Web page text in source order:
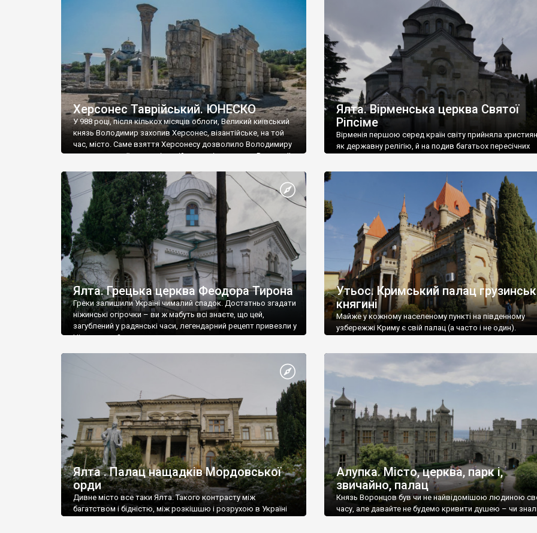
візантійської доби. Раритети викрадені з фондів об’єкту
культурної спадщини ЮНЕСКО «Херсонеса Таврійського».
Офіційно – на виставку «Золото Візантії», але експерти та
влада в Україні вважають це лише […]
називаються «повстяками» (postaki)…” “Вино. Крим
виробляє відмінне вино і його вдосталь: воно все
легке біле і дуже […]
Херсонес Таврійський. ЮНЕСКО
У 988 році, після кількох місяців облоги, Великий київський
князь Володимир захопив Херсонес, візантійське, на той
час, місто. Саме взяття Херсонесу дозволило Володимиру
диктувати свої умови візантійському імператору Василю ІІ,
Херсонесі Володимир-язичник, став Василем-
християнином. А потім було Хрещення Русі. На честь
Херсонесу Таврійського названо місто […]
Ялта. Вірменська церква Святої
Ріпсіме
Вірменія першою серед країн світу прийняла
як державну релігію, й на подив багатьох пересічних
Ялта. Грецька церква Феодора Тирона
Греки залишили Україні чималий спадок. Достатньо згадати
ніжинські огірочки – ви ж мабуть всі знаєте, що цей,
загублений у радянські часи, легендарний рецепт привезли у
Ніжин греки?
Утьос. Кримський палац
княгині
Майже у кожному населеному пункті на південному
узбережжі Криму є свій палац (а часто і не один).
Ялта . Палац нащадків Мордовської
орди
Дивне місто все таки Ялта. Такого контрасту між
багатством і бідністю, між розкішшю і розрухою в Україні
Алупка. Місто, церква, парк і,
звичайно, палац
Князь Воронцов був чи не найвідомішою людиною
часу, але давайте не будемо кривити душею – чи